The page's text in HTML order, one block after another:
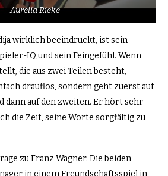
Aurelia Rieke
wirklich beeindruckt, ist sein
IQ und sein Feingefühl. Wenn
die aus zwei Teilen besteht,
drauflos, sondern geht zuerst auf
dann auf den zweiten. Er hört sehr
die Zeit, seine Worte sorgfältig zu
zu Franz Wagner. Die beiden